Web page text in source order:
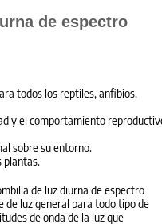
de espectro
todos los reptiles, anfibios,
y el comportamiento
sobre su entorno.
plantas.
de luz diurna de espectro
de luz general para todo tipo de
de onda de la luz que